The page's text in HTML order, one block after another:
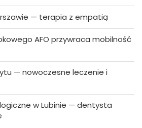
— terapia z empatią
AFO przywraca mobilność
— nowoczesne leczenie i
w Lubinie — dentysta